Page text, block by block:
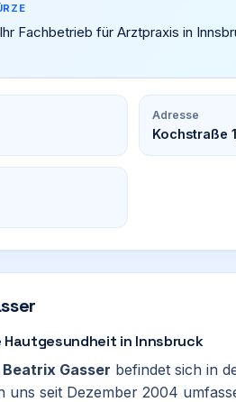
Fachbetrieb für Arztpraxis in
Adresse
Kochstraße
Hautgesundheit in Innsbruck
Beatrix Gasser befindet sich in
uns seit Dezember 2004